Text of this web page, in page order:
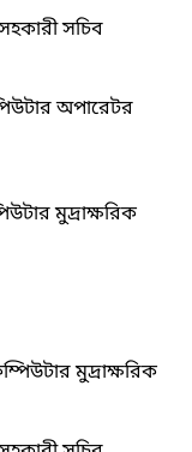
সচিব
অপারেটর
মুদ্রাক্ষরিক
মুদ্রাক্ষরিক